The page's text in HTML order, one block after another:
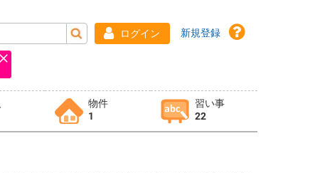
ログイン 新規登録
物件
1
習い事
22